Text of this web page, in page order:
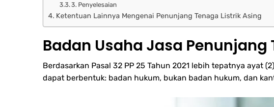
3. Penyelesaian
Ketentuan Lainnya Mengenai Penunjang Tenaga Listrik Asing
Badan Usaha Jasa
Berdasarkan Pasal 32 PP 25 Tahun 2021 lebih tepatnya ayat
dapat berbentuk: badan hukum, bukan badan hukum, dan